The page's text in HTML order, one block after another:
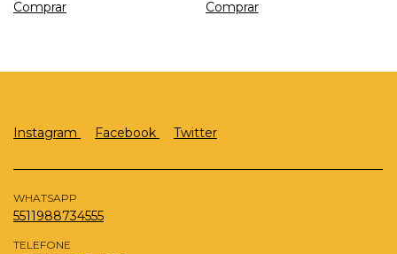
Instagram Facebook Twitter
WHATSAPP
5511988734555
TELEFONE